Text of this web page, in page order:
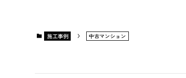
施工事例 中古マンション